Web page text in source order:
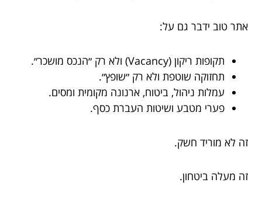
אתר טוב ידבר גם על:
תקופות ריקון (Vacancy) ולא רק ״הנכס מושכר״.
תחזוקה שוטפת ולא רק ״שופץ״.
עמלות ניהול, ביטוח, ארנונה מקומית ומסים.
פערי מטבע ושיטות העברת כסף.
זה לא מוריד חשק.
זה מעלה ביטחון.